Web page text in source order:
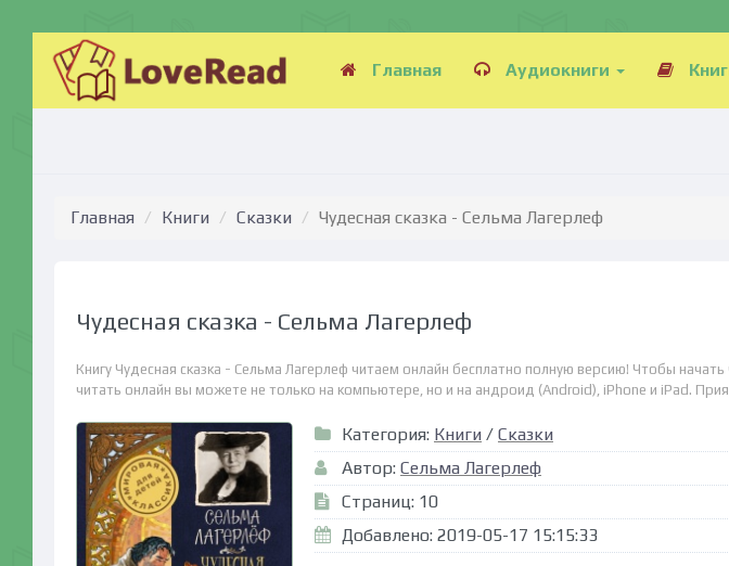
Главная Аудиокниги
Главная Книги Сказки Чудесная сказка - Сельма Лагерлеф
Чудесная сказка - Сельма Лагерлеф
Книгу Чудесная сказка - Сельма Лагерлеф читаем онлайн бесплатно полную версию! Чтобы
читать онлайн вы можете не только на компьютере, но и на андроид (Android), iPhone и iPad.
Категория: Книги / Сказки
Автор: Сельма Лагерлеф
Страниц: 10
Добавлено: 2019-05-17 15:15:33